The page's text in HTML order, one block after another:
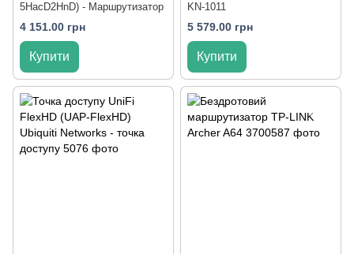
5HacD2HnD) - Маршрутизатор
4 151.00 грн
Купити
KN-1011
5 579.00 грн
Купити